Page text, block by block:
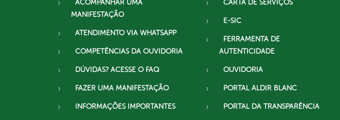
ACOMPANHAR UMA
MANIFESTAÇÃO
ATENDIMENTO VIA WHATSAPP
COMPETÊNCIAS DA OUVIDORIA
DÚVIDAS? ACESSE O FAQ
FAZER UMA MANIFESTAÇÃO
INFORMAÇÕES IMPORTANTES
CARTA DE SERVIÇOS
E-SIC
FERRAMENTA DE
AUTENTICIDADE
OUVIDORIA
PORTAL ALDIR BLANC
PORTAL DA TRANSPARÊNCIA